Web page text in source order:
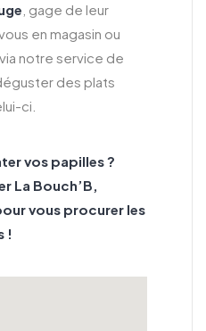
, gage de leur
en magasin ou
via notre service de
des plats
ci.
vos papilles ?
La Bouch’B,
vous procurer les
!